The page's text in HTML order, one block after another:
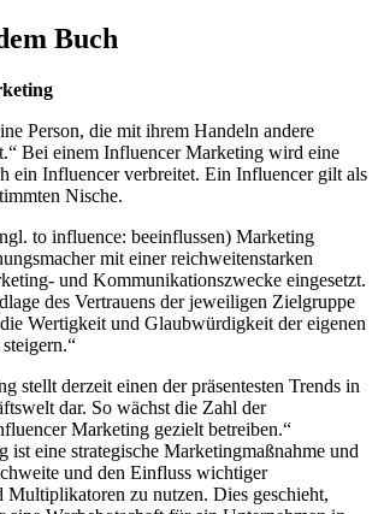
Buch
Person, die mit ihrem Handeln andere
Bei einem Influencer Marketing wird eine
ein Influencer verbreitet. Ein Influencer gilt als
Nische.
to influence: beeinflussen) Marketing
mit einer reichweitenstarken
und Kommunikationszwecke eingesetzt.
des Vertrauens der jeweiligen Zielgruppe
Wertigkeit und Glaubwürdigkeit der eigenen
stellt derzeit einen der präsentesten Trends in
dar. So wächst die Zahl der
Marketing gezielt betreiben.“
ist eine strategische Marketingmaßnahme und
und den Einfluss wichtiger
Multiplikatoren zu nutzen. Dies geschieht,